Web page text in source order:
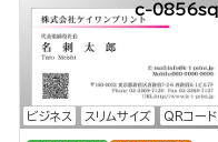
ビジネス スリムサイズ QRコード
c-